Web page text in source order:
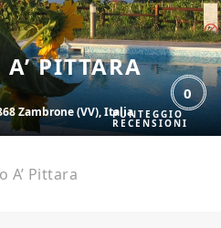
PITTARA
0
Zambrone (VV), Italia
A’ Pittara